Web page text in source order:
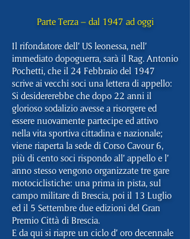
Parte Terza – dal 1947 ad oggi
Il rifondatore dell’ US leonessa, nell’
immediato dopoguerra, sarà il Rag. Antonio
Pochetti, che il 24 Febbraio del 1947
scrive ai vecchi soci una lettera di appello:
Si desidererebbe che dopo 22 anni il
glorioso sodalizio avesse a risorgere ed
essere nuovamente partecipe ed attivo
nella vita sportiva cittadina e nazionale;
viene riaperta la sede di Corso Cavour 6,
più di cento soci rispondo all’ appello e l’
anno stesso vengono organizzate tre gare
motociclistiche: una prima in pista, sul
campo militare di Brescia, poi il 13 Luglio
ed il 5 Settembre due edizioni del Gran
Premio Città di Brescia.
E da qui si riapre un ciclo d’ oro decennale